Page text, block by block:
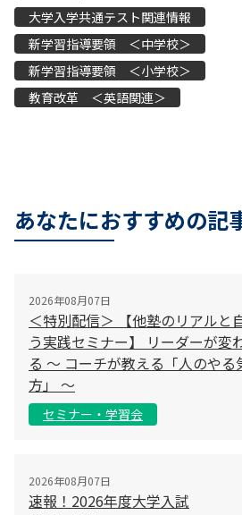
大学入学共通テスト関連情報
新学習指導要領 ＜中学校＞
新学習指導要領 ＜小学校＞
教育改革 ＜英語関連＞
あなたにおすすめの記
2026年08月07日
＜特別配信＞ 【他塾のリアルと
う実践セミナー】 リーダーが変
る 〜 コーチが教える「人のやる
方」 〜
セミナー・学習会
2026年08月07日
速報！2026年度大学入試